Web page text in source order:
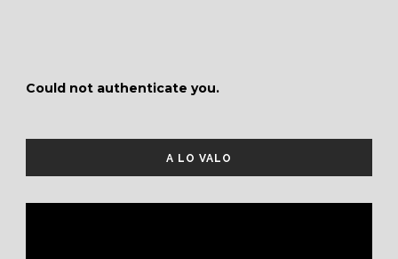
Could not authenticate you.
A LO VALO